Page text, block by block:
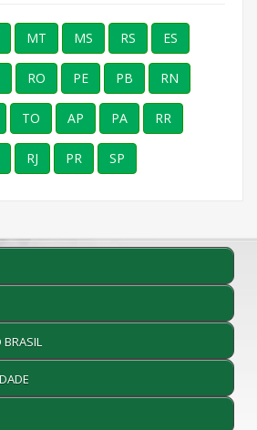
MT MS RS ES
RO PE PB RN
TO AP PA RR
RJ PR SP
BRASIL